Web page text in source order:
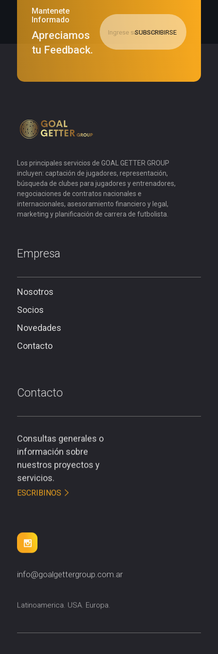
Mantenete
Informado
Apreciamos
tu Feedback.
Los principales servicios de GOAL GETTER GROUP
incluyen: captación de jugadores, representación,
búsqueda de clubes para jugadores y entrenadores,
negociaciones de contratos nacionales e
internacionales, asesoramiento financiero y legal,
marketing y planificación de carrera de futbolista.
Empresa
Nosotros
Socios
Novedades
Contacto
Contacto
Consultas generales o
información sobre
nuestros proyectos y
servicios.
ESCRIBINOS
info@goalgettergroup.com.ar
Latinoamerica. USA. Europa.